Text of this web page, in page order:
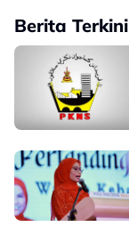
Berita Terkini